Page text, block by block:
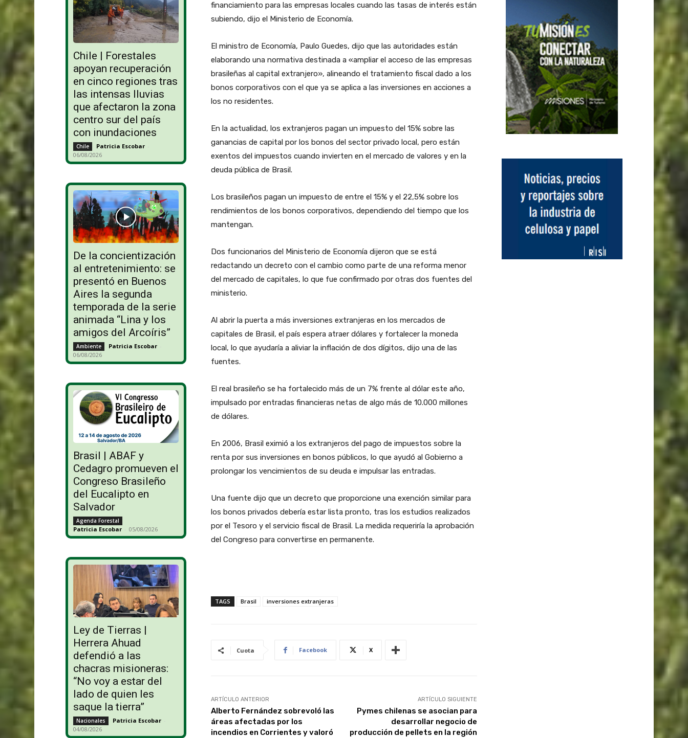
Chile | Forestales
apoyan recuperación
en cinco regiones tras
las intensas lluvias
que afectaron la zona
centro sur del país
con inundaciones
Chile Patricia Escobar -
06/08/2026
De la concientización
al entretenimiento: se
presentó en Buenos
Aires la segunda
temporada de la serie
animada “Lina y los
amigos del Arcoíris”
Ambiente Patricia Escobar -
06/08/2026
Brasil | ABAF y
Cedagro promueven el
Congreso Brasileño
del Eucalipto en
Salvador
Agenda Forestal
Patricia Escobar - 05/08/2026
Ley de Tierras |
Herrera Ahuad
defendió a las
chacras misioneras:
“No voy a estar del
lado de quien les
saque la tierra”
Nacionales Patricia Escobar -
04/08/2026
financiamiento para las empresas locales cuando las tasas de interés están
subiendo, dijo el Ministerio de Economía.
El ministro de Economía, Paulo Guedes, dijo que las autoridades están
elaborando una normativa destinada a «ampliar el acceso de las empresas
brasileñas al capital extranjero», alineando el tratamiento fiscal dado a los
bonos corporativos con el que ya se aplica a las inversiones en acciones a
los no residentes.
En la actualidad, los extranjeros pagan un impuesto del 15% sobre las
ganancias de capital por los bonos del sector privado local, pero están
exentos del impuestos cuando invierten en el mercado de valores y en la
deuda pública de Brasil.
Los brasileños pagan un impuesto de entre el 15% y el 22,5% sobre los
rendimientos de los bonos corporativos, dependiendo del tiempo que los
mantengan.
Dos funcionarios del Ministerio de Economía dijeron que se está
redactando un decreto con el cambio como parte de una reforma menor
del mercado de capitales, lo que fue confirmado por otras dos fuentes del
ministerio.
Al abrir la puerta a más inversiones extranjeras en los mercados de
capitales de Brasil, el país espera atraer dólares y fortalecer la moneda
local, lo que ayudaría a aliviar la inflación de dos dígitos, dijo una de las
fuentes.
El real brasileño se ha fortalecido más de un 7% frente al dólar este año,
impulsado por entradas financieras netas de algo más de 10.000 millones
de dólares.
En 2006, Brasil eximió a los extranjeros del pago de impuestos sobre la
renta por sus inversiones en bonos públicos, lo que ayudó al Gobierno a
prolongar los vencimientos de su deuda e impulsar las entradas.
Una fuente dijo que un decreto que proporcione una exención similar para
los bonos privados debería estar lista pronto, tras los estudios realizados
por el Tesoro y el servicio fiscal de Brasil. La medida requeriría la aprobación
del Congreso para convertirse en permanente.
TAGS Brasil inversiones extranjeras
Cuota Facebook X
ARTÍCULO ANTERIOR
Alberto Fernández sobrevoló las
áreas afectadas por los
incendios en Corrientes y valoró
ARTÍCULO SIGUIENTE
Pymes chilenas se asocian para
desarrollar negocio de
producción de pellets en la región